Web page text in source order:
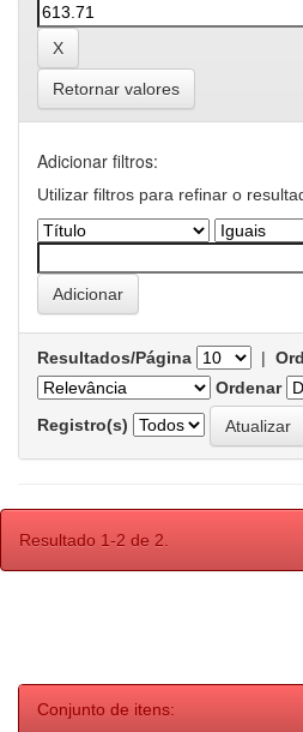
Retornar valores
Adicionar filtros:
Utilizar filtros para refinar o
Resultados/Página |
Ordenar
Registro(s)
Resultado 1-2 de 2.
Conjunto de itens: